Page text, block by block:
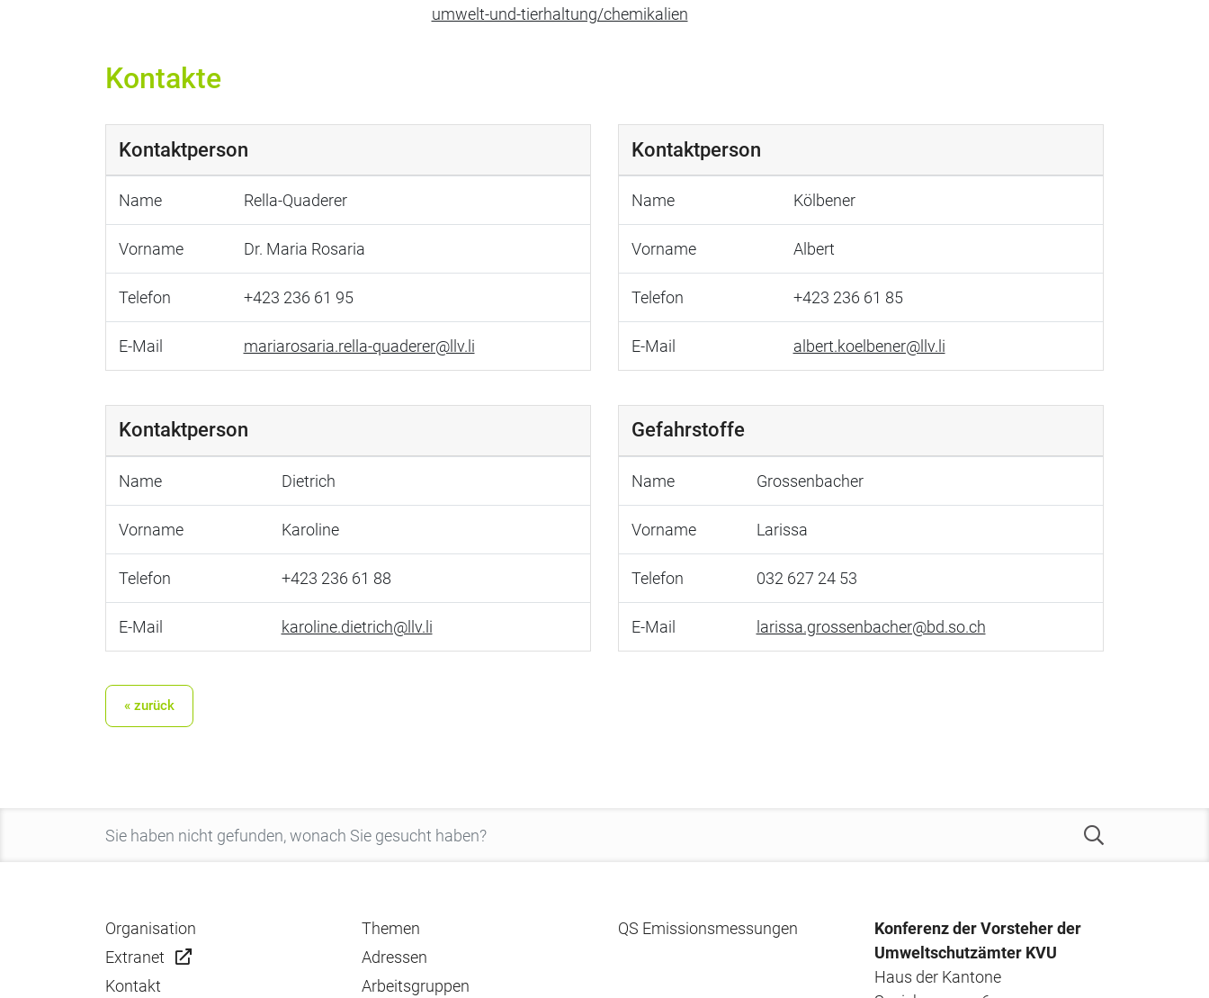
umwelt-und-tierhaltung/chemikalien
Kontakte
Kontaktperson
Name Rella-Quaderer
Vorname Dr. Maria Rosaria
Telefon +423 236 61 95
E-Mail mariarosaria.rella-quaderer@llv.li
Kontaktperson
Name Kölbener
Vorname Albert
Telefon +423 236 61 85
E-Mail albert.koelbener@llv.li
Kontaktperson
Name Dietrich
Vorname Karoline
Telefon +423 236 61 88
E-Mail karoline.dietrich@llv.li
Gefahrstoffe
Name Grossenbacher
Vorname Larissa
Telefon 032 627 24 53
E-Mail larissa.grossenbacher@bd.so.ch
« zurück
Organisation
Extranet
Kontakt
Themen
Adressen
Arbeitsgruppen
QS Emissionsmessungen
Konferenz der Vorsteher der
Umweltschutzämter KVU
Haus der Kantone